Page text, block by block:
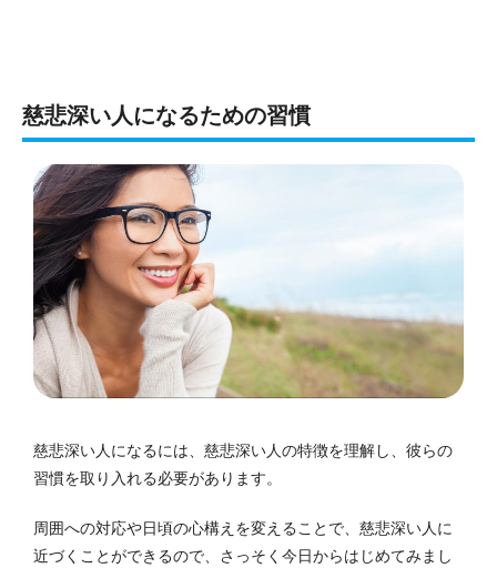
慈悲深い人になるための習慣
慈悲深い人になるには、慈悲深い人の特徴を理解し、彼らの
習慣を取り入れる必要があります。
周囲への対応や日頃の心構えを変えることで、慈悲深い人に
近づくことができるので、さっそく今日からはじめてみまし